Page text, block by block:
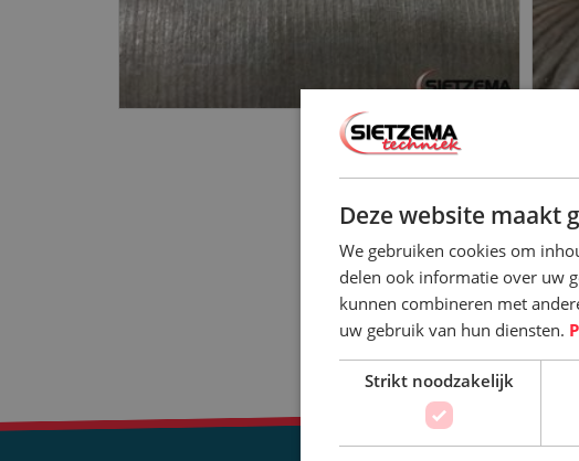
Deze website maakt
We gebruiken cookies om
delen ook informatie over uw
kunnen combineren met
uw gebruik van hun diensten.
Strikt noodzakelijk